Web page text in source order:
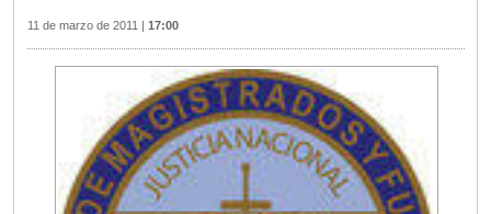
11 de marzo de 2011 17:00